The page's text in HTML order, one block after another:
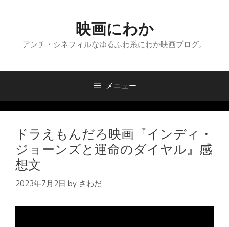
へ
映画にわか
アンチ・シネフィルなゆるふわ系にわか映画ブログ。
メニュー
ドラえもんだろ映画『インディ・
ジョーンズと運命のダイヤル』感
想文
2023年7月2日 by さわだ